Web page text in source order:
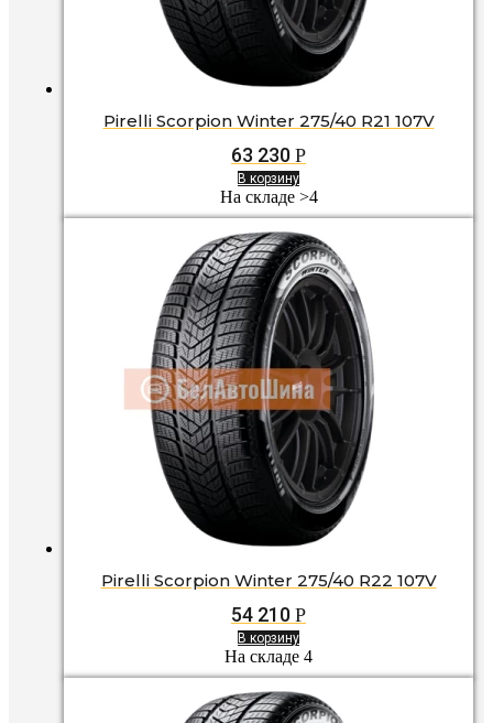
Pirelli Scorpion Winter 275/40 R21 107V
63 230 Р
В корзину
На складе >4
Pirelli Scorpion Winter 275/40 R22 107V
54 210 Р
В корзину
На складе 4